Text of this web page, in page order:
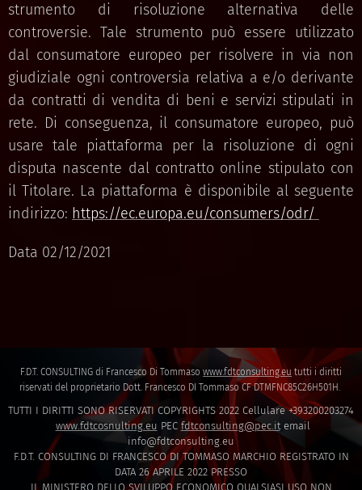
strumento di risoluzione alternativa delle
controversie. Tale strumento può essere utilizzato
dal consumatore europeo per risolvere in via non
giudiziale ogni controversia relativa a e/o derivante
da contratti di vendita di beni e servizi stipulati in
rete. Di conseguenza, il consumatore europeo, può
usare tale piattaforma per la risoluzione di ogni
disputa nascente dal contratto online stipulato con
il Titolare. La piattaforma è disponibile al seguente
indirizzo: https://ec.europa.eu/consumers/odr/
Data 02/12/2021
F.D.T. CONSULTING di Francesco Di Tommaso www.fdtconsulting.eu tutti i diritti
riservati del proprietario Dott. Francesco DI Tommaso CF DTMFNC85C26H501H.
TUTTI I DIRITTI SONO RISERVATI COPYRIGHTS 2022 Cellulare +393200203274
www.fdtcosnulting.eu PEC fdtconsulting@pec.itemail
info@fdtconsulting.eu
F.D.T. CONSULTING DI FRANCESCO DI TOMMASO MARCHIO REGISTRATO IN
DATA 26 APRILE 2022 PRESSO
IL MINISTERO DELLO SVILUPPO ECONOMICO QUALSIASI USO NON